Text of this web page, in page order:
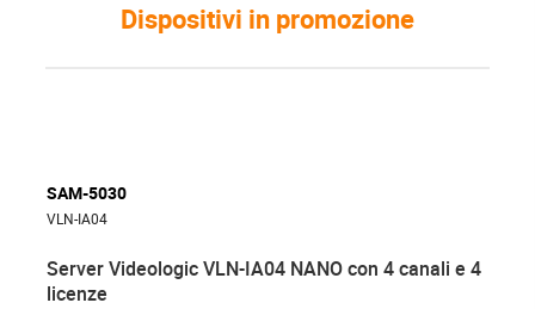
Dispositivi in promozione
SAM-5030
VLN-IA04
Server Videologic VLN-IA04 NANO con 4 canali e 4
licenze